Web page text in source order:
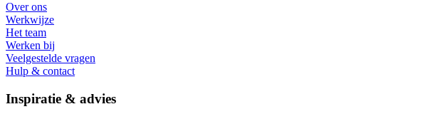
Over ons
Werkwijze
Het team
Werken bij
Veelgestelde vragen
Hulp & contact
Inspiratie & advies